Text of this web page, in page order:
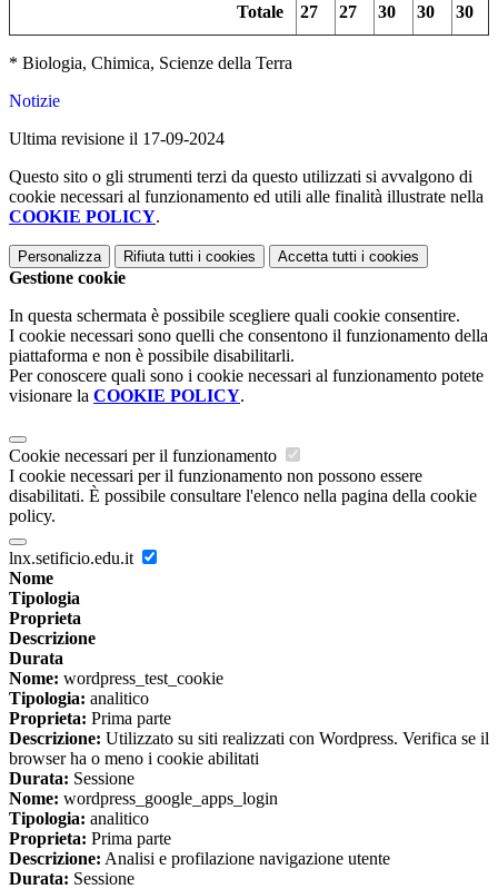
Totale 27 27 30 30 30
* Biologia, Chimica, Scienze della Terra
Notizie
Ultima revisione il 17-09-2024
Questo sito o gli strumenti terzi da questo utilizzati si avvalgono di
cookie necessari al funzionamento ed utili alle finalità illustrate nella
COOKIE POLICY.
Personalizza Rifiuta tutti i cookies Accetta tutti i cookies
Gestione cookie
In questa schermata è possibile scegliere quali cookie consentire.
I cookie necessari sono quelli che consentono il funzionamento della
piattaforma e non è possibile disabilitarli.
Per conoscere quali sono i cookie necessari al funzionamento potete
visionare la COOKIE POLICY.
Cookie necessari per il funzionamento
I cookie necessari per il funzionamento non possono essere
disabilitati. È possibile consultare l'elenco nella pagina della cookie
policy.
lnx.setificio.edu.it
Nome
Tipologia
Proprieta
Descrizione
Durata
Nome: wordpress_test_cookie
Tipologia: analitico
Proprieta: Prima parte
Descrizione: Utilizzato su siti realizzati con Wordpress. Verifica se il
browser ha o meno i cookie abilitati
Durata: Sessione
Nome: wordpress_google_apps_login
Tipologia: analitico
Proprieta: Prima parte
Descrizione: Analisi e profilazione navigazione utente
Durata: Sessione